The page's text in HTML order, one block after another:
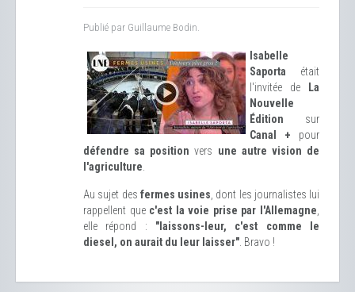
Publié par Guillaume Bodin.
Isabelle
Saporta était
l'invitée de La
Nouvelle
Édition sur
Canal + pour
défendre sa position vers une autre vision de
l'agriculture
Au sujet des fermes usines , dont les journalistes lui
rappellent que c'est la voie prise par l'Allemagne
elle répond : "laissons-leur, c'est comme le
diesel, on aurait du leur laisser" . Bravo !